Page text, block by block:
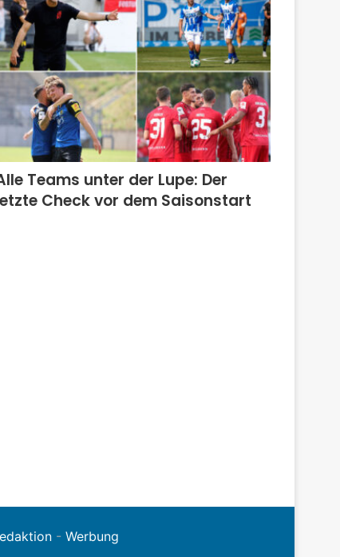
Teams unter der Lupe: Der
Check vor dem Saisonstart
- Werbung